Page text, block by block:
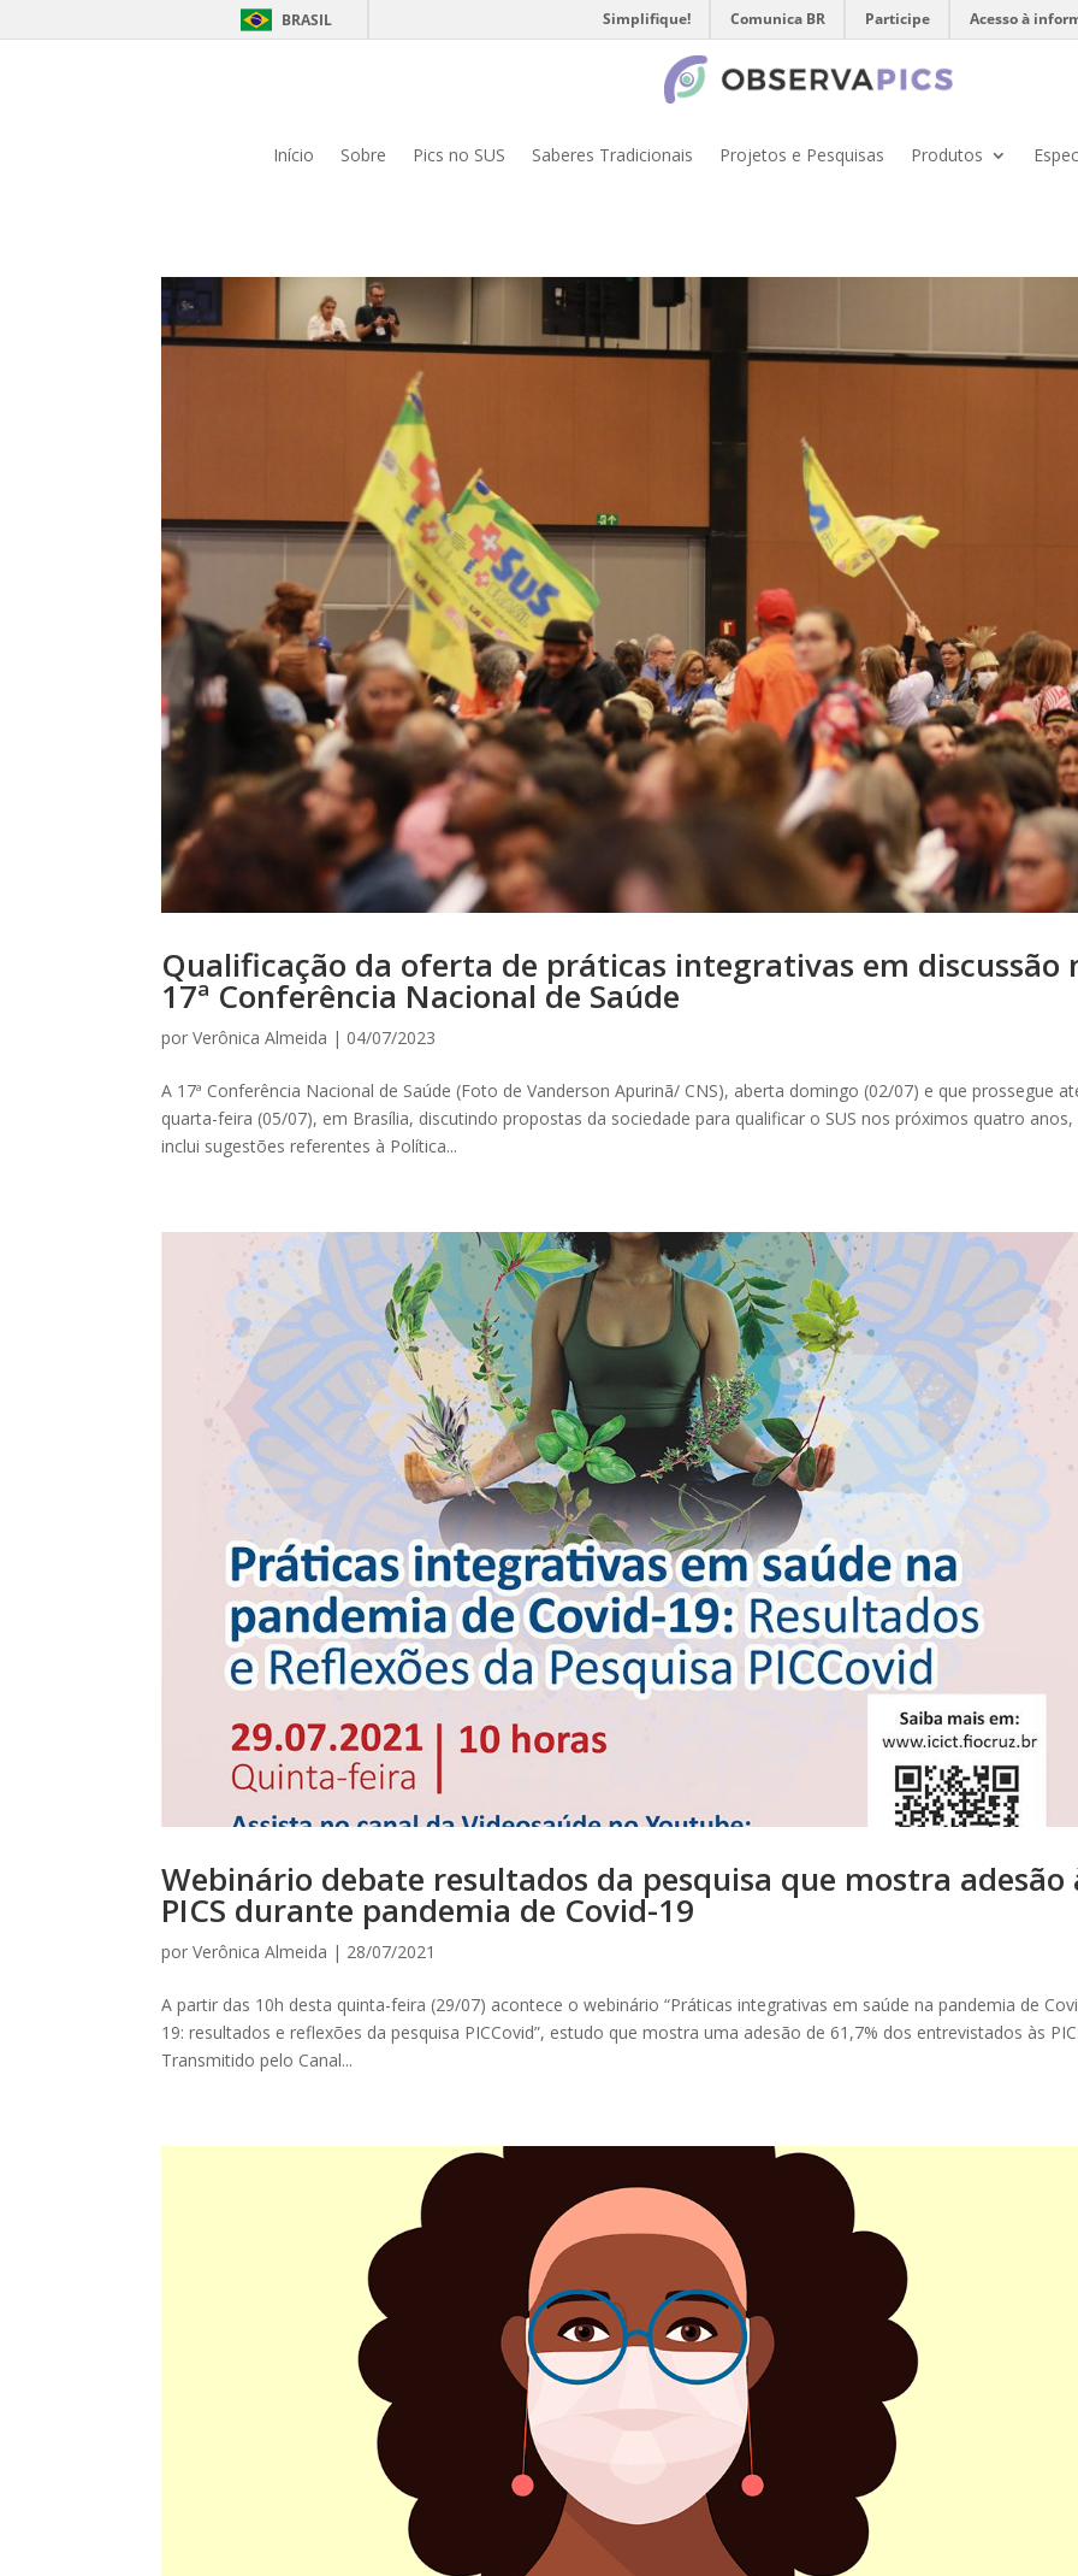
BRASIL Simplifique! Comunica BR Participe Acesso à
Início Sobre Pics no SUS Saberes Tradicionais Projetos e Pesquisas Produtos
Qualificação da oferta de práticas integrativas em discussão
17ª Conferência Nacional de Saúde
porVerônica Almeida | 04/07/2023
A 17ª Conferência Nacional de Saúde (Foto de Vanderson Apurinã/ CNS), aberta domingo (02/07) e que prossegue
quarta-feira (05/07), em Brasília, discutindo propostas da sociedade para qualificar o SUS nos próximos quatro anos,
inclui sugestões referentes à Política...
Webinário debate resultados da pesquisa que mostra adesão
PICS durante pandemia de Covid-19
porVerônica Almeida | 28/07/2021
A partir das 10h desta quinta-feira (29/07) acontece o webinário “Práticas integrativas em saúde na pandemia de
19: resultados e reflexões da pesquisa PICCovid”, estudo que mostra uma adesão de 61,7% dos entrevistados às
Transmitido pelo Canal...